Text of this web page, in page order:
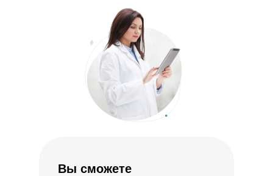
Вы сможете